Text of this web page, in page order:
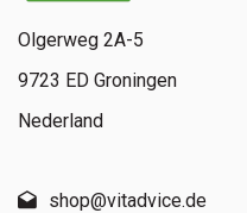
Olgerweg 2A-5
9723 ED Groningen
Nederland
shop@vitadvice.de